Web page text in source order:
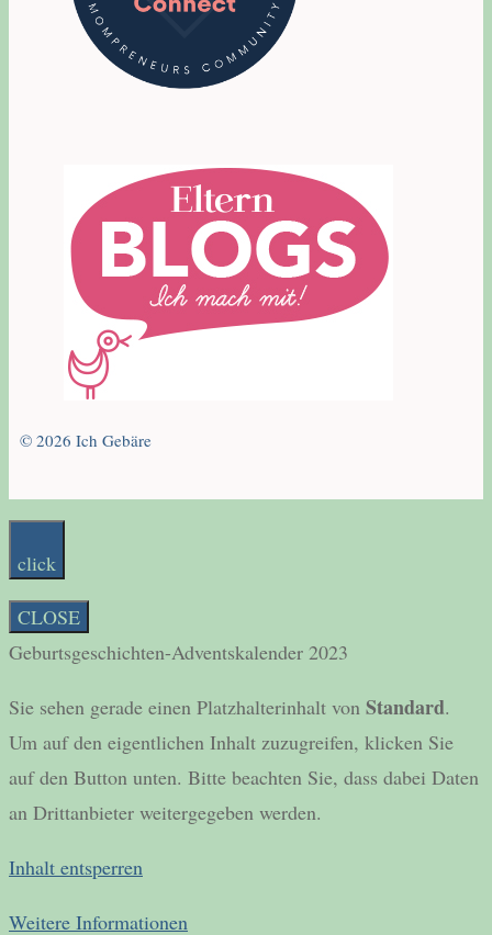
© 2026 Ich Gebäre
click
CLOSE
Geburtsgeschichten-Adventskalender 2023
Sie sehen gerade einen Platzhalterinhalt von Standard.
Um auf den eigentlichen Inhalt zuzugreifen, klicken Sie
auf den Button unten. Bitte beachten Sie, dass dabei Daten
an Drittanbieter weitergegeben werden.
Inhalt entsperren
Weitere Informationen